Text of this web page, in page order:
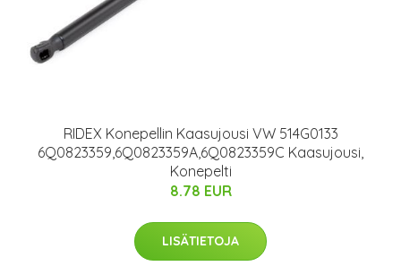
RIDEX Konepellin Kaasujousi VW 514G0133
6Q0823359,6Q0823359A,6Q0823359C Kaasujousi,
Konepelti
8.78 EUR
LISÄTIETOJA